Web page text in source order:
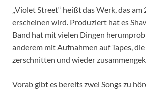
„Violet Street“ heißt das Werk, das am
erscheinen wird. Produziert hat es
Band hat mit vielen Dingen
anderem mit Aufnahmen auf Tapes,
zerschnitten und wieder
Vorab gibt es bereits zwei Songs zu